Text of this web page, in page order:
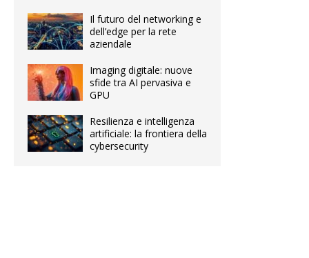
Il futuro del networking e
dell’edge per la rete
aziendale
Imaging digitale: nuove
sfide tra AI pervasiva e
GPU
Resilienza e intelligenza
artificiale: la frontiera della
cybersecurity